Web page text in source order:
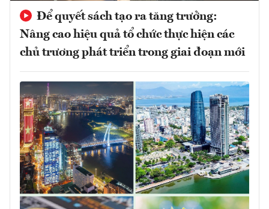
Để quyết sách tạo ra tăng trưởng:
Nâng cao hiệu quả tổ chức thực hiện các
chủ trương phát triển trong giai đoạn mới